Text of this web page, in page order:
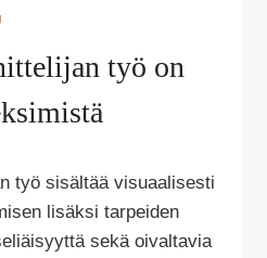
työ on
työ sisältää visuaalisesti
lisäksi tarpeiden
sekä oivaltavia